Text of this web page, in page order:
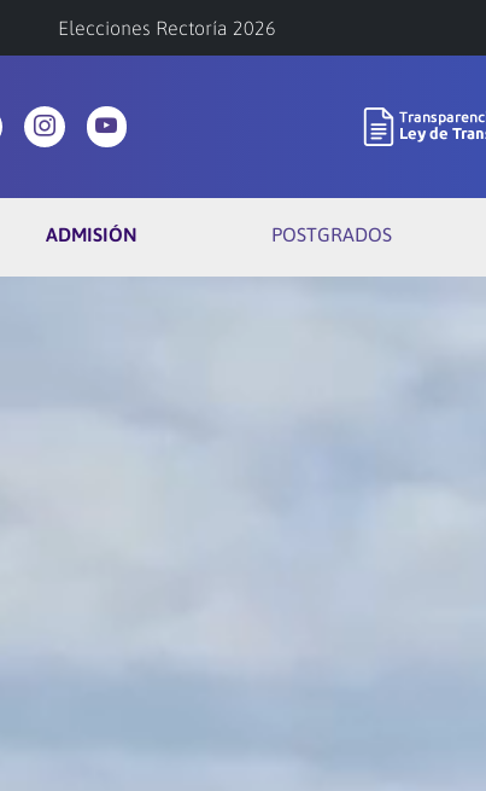
Elecciones Rectoría 2026
ADMISIÓN POSTGRADOS